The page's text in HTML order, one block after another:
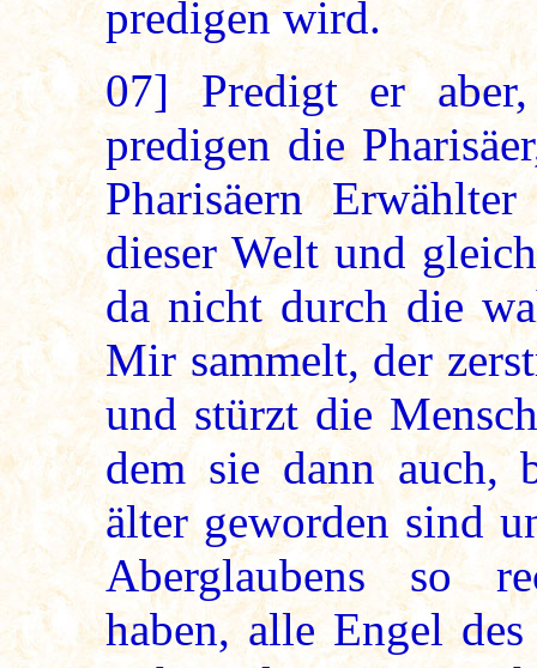
predigen wird.
07]Predigt er
predigen die
Pharisäern
dieser Welt und
da nicht durch die
Mir sammelt, der
und stürzt die
dem sie dann auch,
älter geworden sind
Aberglaubens so
haben, alle Engel